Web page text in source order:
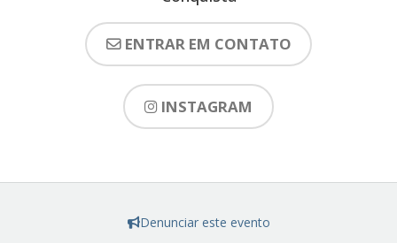
ENTRAR EM CONTATO
INSTAGRAM
Denunciar este evento